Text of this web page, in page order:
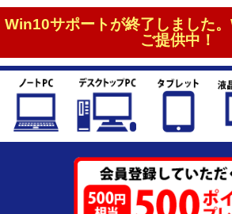
Win10サポートが終了しました
ご提供中！